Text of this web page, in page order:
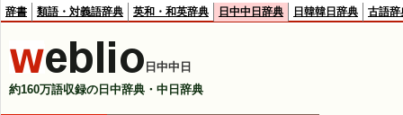
辞書 類語・対義語辞典 英和・和英辞典 日中中日辞典 日韓韓日辞典 古語辞
日中中日
約160万語収録の日中辞典・中日辞典